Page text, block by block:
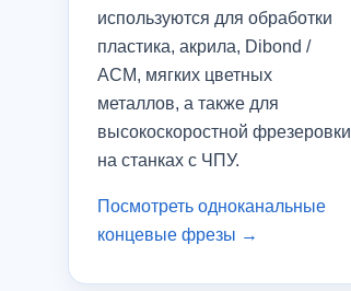
используются для обработки
пластика, акрила, Dibond /
ACM, мягких цветных
металлов, а также для
высокоскоростной фрезеровки
на станках с ЧПУ.
Посмотреть одноканальные
концевые фрезы →